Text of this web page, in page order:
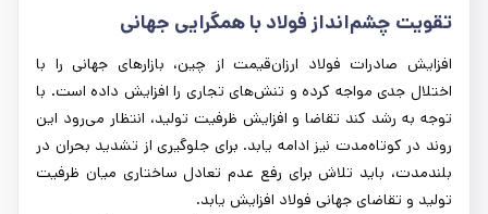
تقویت چشم‌انداز فولاد با همگرایی جهانی
افزایش صادرات فولاد ارزان‌قیمت از چین، بازارهای جهانی را با
اختلال جدی مواجه کرده و تنش‌های تجاری را افزایش داده است. با
توجه به رشد کند تقاضا و افزایش ظرفیت تولید، انتظار می‌رود این
روند در کوتاه‌مدت نیز ادامه یابد. برای جلوگیری از تشدید بحران در
بلندمدت، باید تلاش برای رفع عدم تعادل ساختاری میان ظرفیت
تولید و تقاضای جهانی فولاد افزایش یابد.